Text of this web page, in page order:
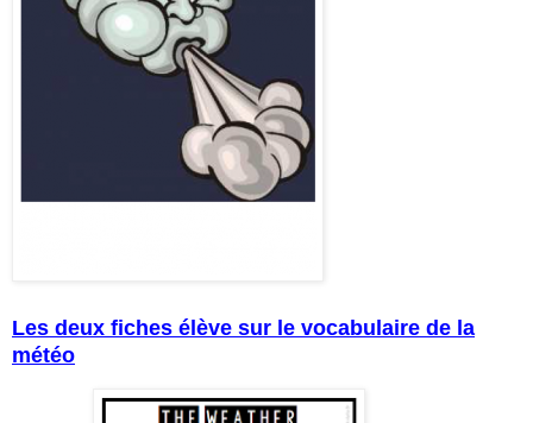
Les deux fiches élève sur le vocabulaire de la
météo